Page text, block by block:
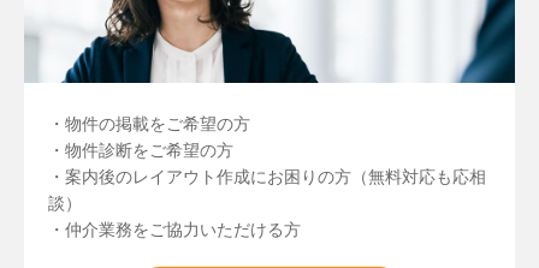
・物件の掲載をご希望の方
・物件診断をご希望の方
・案内後のレイアウト作成にお困りの方（無料対応も応相
談）
・仲介業務をご協力いただける方